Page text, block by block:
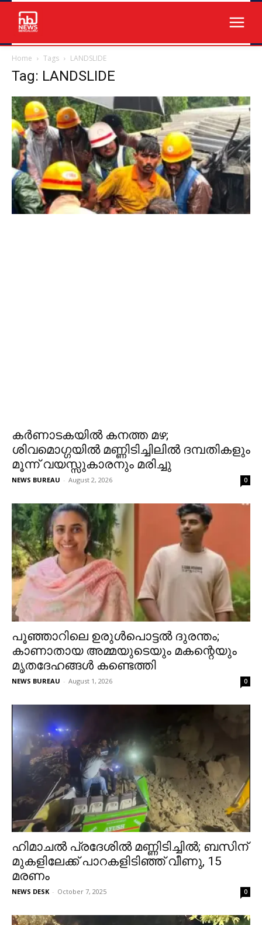
Home Tags LANDSLIDE
Tag: LANDSLIDE
കർണാടകയിൽ കനത്ത മഴ;
ശിവമൊഗ്ഗയിൽ മണ്ണിടിച്ചിലിൽ ദമ്പതികളും
മൂന്ന് വയസ്സുകാരനും മരിച്ചു
NEWS BUREAU - August 2, 2026 0
പൂഞ്ഞാറിലെ ഉരുള്‍പൊട്ടല്‍ ദുരന്തം;
കാണാതായ അമ്മയുടെയും മകന്റെയും
മൃതദേഹങ്ങള്‍ കണ്ടെത്തി
NEWS BUREAU - August 1, 2026 0
ഹിമാചൽ പ്രദേശിൽ മണ്ണിടിച്ചിൽ; ബസിന്
മുകളിലേക്ക് പാറകളിടിഞ്ഞ് വീണു, 15
മരണം
NEWS DESK - October 7, 2025 0